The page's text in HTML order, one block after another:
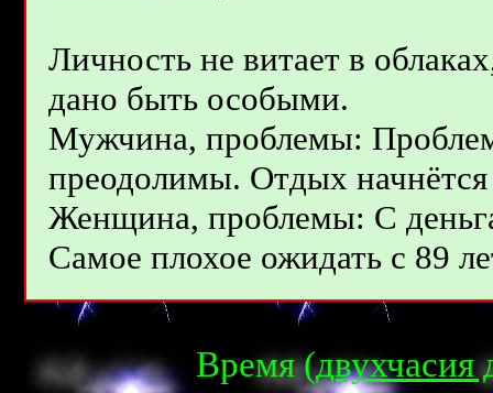
Личность не витает в
дано быть особыми.
Мужчина, проблемы:
преодолимы. Отдых начнётся
Женщина, проблемы: С
Самое плохое ожидать с 89
Время (двухчасия